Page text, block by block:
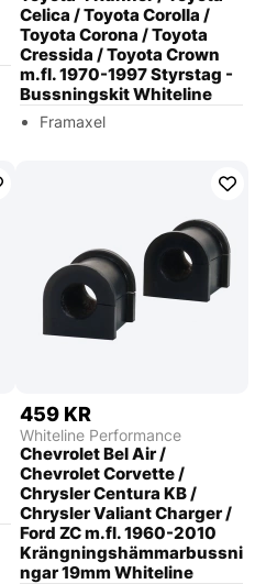
Celica / Toyota Corolla /
Toyota Corona / Toyota
Cressida / Toyota Crown
m.fl. 1970-1997 Styrstag -
Bussningskit Whiteline
Framaxel
459 KR
Whiteline Performance
Chevrolet Bel Air /
Chevrolet Corvette /
Chrysler Centura KB /
Chrysler Valiant Charger /
Ford ZC m.fl. 1960-2010
Krängningshämmarbussni
ngar 19mm Whiteline